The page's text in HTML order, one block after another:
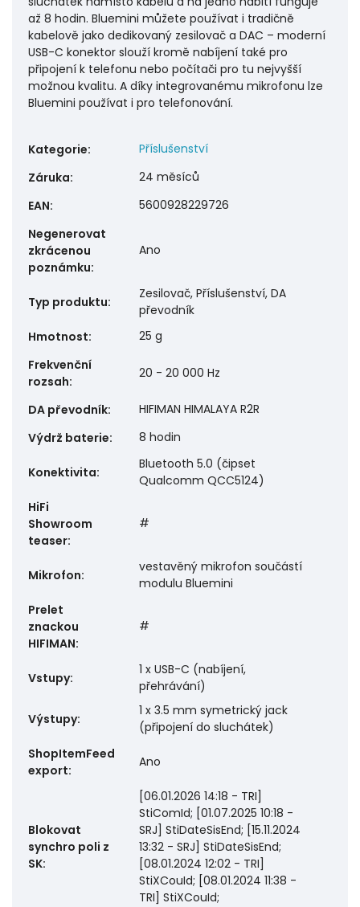
až 8 hodin. Bluemini můžete používat i tradičně
kabelově jako dedikovaný zesilovač a DAC – moderní
USB-C konektor slouží kromě nabíjení také pro
připojení k telefonu nebo počítači pro tu nejvyšší
možnou kvalitu. A díky integrovanému mikrofonu lze
Bluemini používat i pro telefonování.
Kategorie:
Příslušenství
Záruka:
24 měsíců
EAN:
5600928229726
Negenerovat
zkrácenou
poznámku:
Ano
Typ produktu:
Zesilovač, Příslušenství, DA
převodník
Hmotnost:
25 g
Frekvenční
rozsah:
20 - 20 000 Hz
DA převodník:
HIFIMAN HIMALAYA R2R
Výdrž baterie: 8 hodin
Konektivita:
Bluetooth 5.0 (čipset
Qualcomm QCC5124)
HiFi
Showroom
teaser:
#
Mikrofon:
vestavěný mikrofon součástí
modulu Bluemini
Prelet
znackou
HIFIMAN:
#
Vstupy:
1 x USB-C (nabíjení,
přehrávání)
Výstupy:
1 x 3.5 mm symetrický jack
(připojení do sluchátek)
ShopItemFeed
export:
Ano
Blokovat
synchro poli z
SK:
[06.01.2026 14:18 - TRI]
StiComId; [01.07.2025 10:18 -
SRJ] StiDateSisEnd; [15.11.2024
13:32 - SRJ] StiDateSisEnd;
[08.01.2024 12:02 - TRI]
StiXCouId; [08.01.2024 11:38 -
TRI] StiXCouId;